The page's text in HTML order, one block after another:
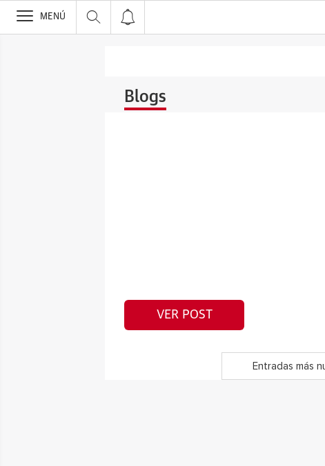
>
MENÚ
Blogs
VER POST
Entradas más